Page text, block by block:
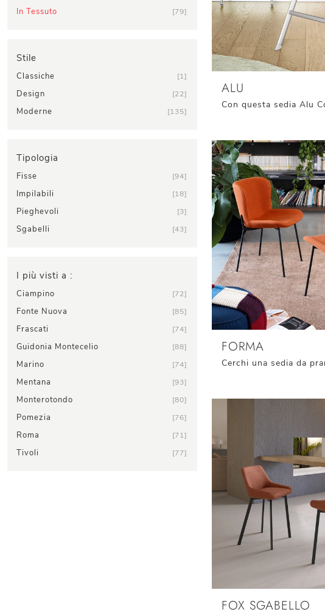
In Tessuto 79
Stile
Classiche 1
Design 22
Moderne 135
Tipologia
Fisse 94
Impilabili 18
Pieghevoli 3
Sgabelli 43
I più visti a :
Ciampino 72
Fonte Nuova 85
Frascati 74
Guidonia Montecelio 88
Marino 74
Mentana 93
Monterotondo 80
Pomezia 76
Roma 71
Tivoli 77
ALU
FORMA
FOX SGABELLO